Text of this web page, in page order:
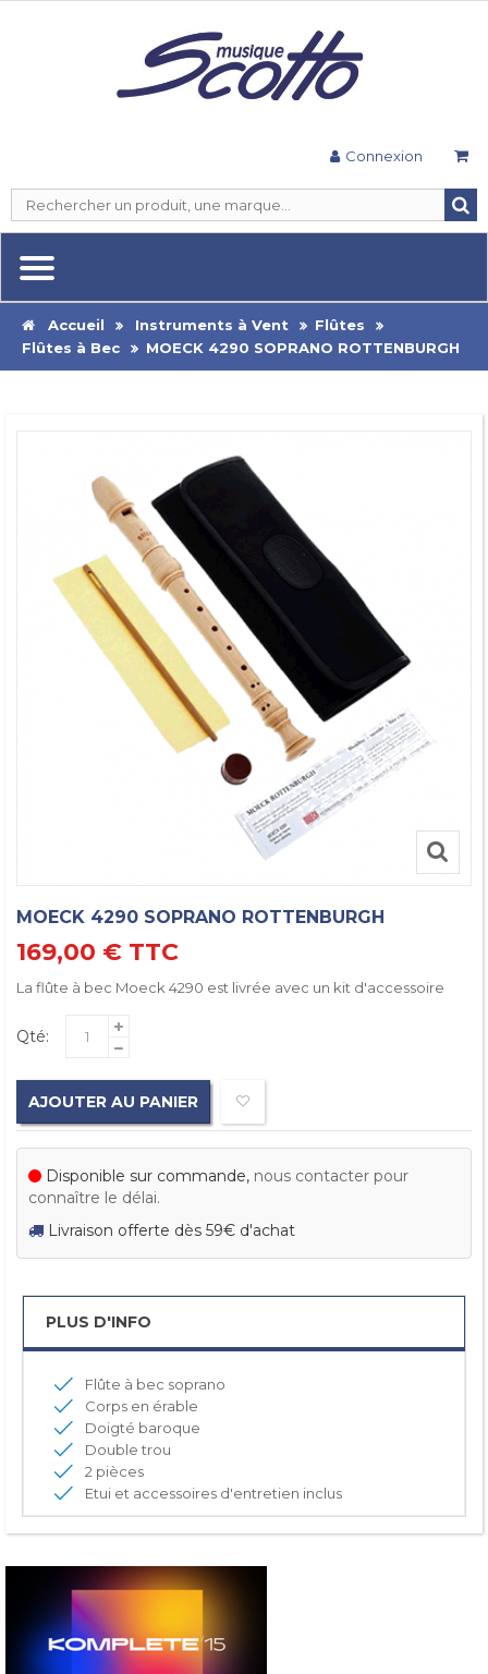
Connexion
Accueil Instruments à Vent
Flûtes
Flûtes à Bec
MOECK 4290 SOPRANO ROTTENBURGH
MOECK 4290 SOPRANO ROTTENBURGH
169,00 € TTC
La flûte à bec Moeck 4290 est livrée avec un kit d'accessoire
Qté:
AJOUTER AU PANIER
Disponible sur commande, nous contacter pour
connaître le délai.
Livraison offerte dès 59€ d'achat
PLUS D'INFO
Flûte à bec soprano
Corps en érable
Doigté baroque
Double trou
2 pièces
Etui et accessoires d'entretien inclus